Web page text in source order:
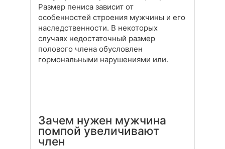
Размер пениса зависит от
особенностей строения мужчины и его
наследственности. В некоторых
случаях недостаточный размер
полового члена обусловлен
гормональными нарушениями или.
Зачем нужен мужчина
помпой увеличивают
член